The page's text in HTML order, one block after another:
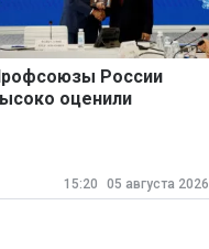
России
оценили
15:20 05 августа 2026